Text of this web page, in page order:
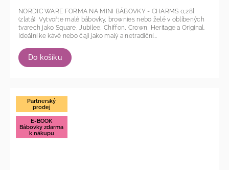
Do košíku
NORDIC WARE FORMA NA MINI BÁBOVKY - CHARMS 0,28l
(zlatá) Vytvořte malé bábovky, brownies nebo želé v oblíbených
tvarech jako Square, Jubilee, Chiffon, Crown, Heritage a Original.
Ideální ke kávě nebo čaji jako malý a netradiční...
Partnerský
prodej
E-BOOK
Bábovky zdarma
k nákupu